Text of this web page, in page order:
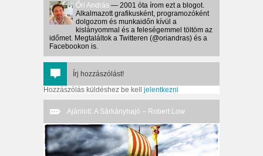
Őri András — 2001 óta írom ezt a blogot.
Alkalmazott grafikusként, programozóként
dolgozom és munkaidőn kívül a
kislányommal és a feleségemmel töltöm az
időmet. Megtaláltok a Twitteren (@oriandras) és a
Facebookon is.
Írj hozzászólást!
Hozzászólás küldéshez be kell jelentkezni
Ajánlott: A Sárkányhajó – Robert Low